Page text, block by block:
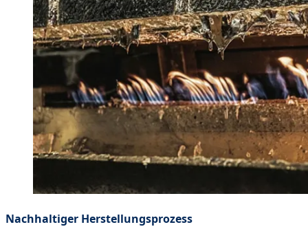
Nachhaltiger Herstellungsprozess